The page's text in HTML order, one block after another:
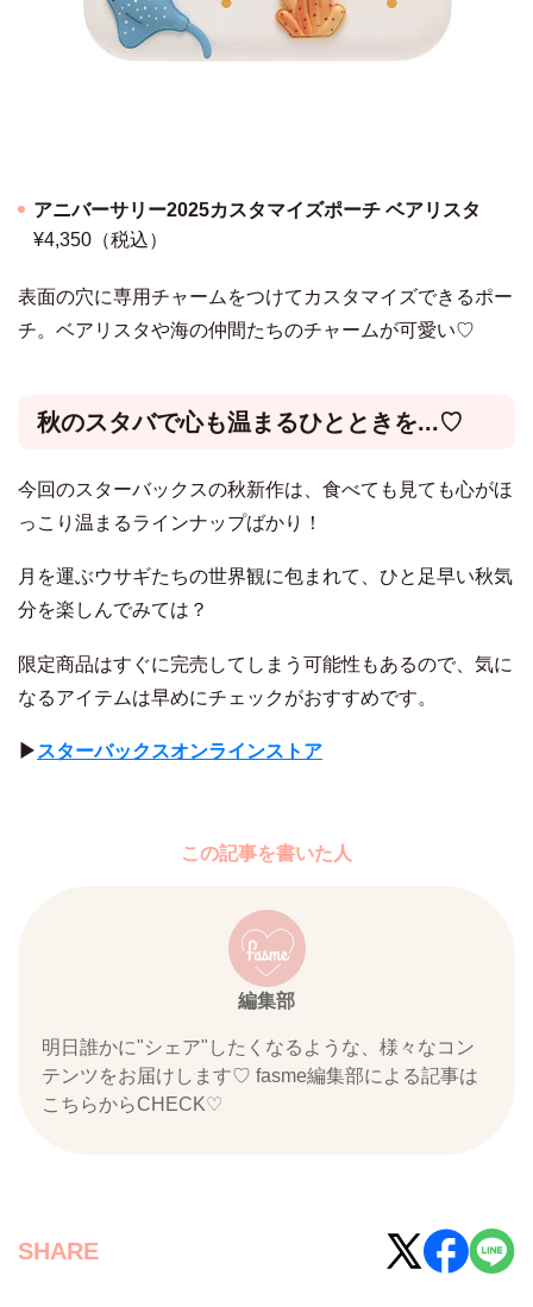
アニバーサリー2025カスタマイズポーチ ベアリスタ
¥4,350（税込）
表面の穴に専用チャームをつけてカスタマイズできるポー
チ。ベアリスタや海の仲間たちのチャームが可愛い♡
秋のスタバで心も温まるひとときを...♡
今回のスターバックスの秋新作は、食べても見ても心がほ
っこり温まるラインナップばかり！
月を運ぶウサギたちの世界観に包まれて、ひと足早い秋気
分を楽しんでみては？
限定商品はすぐに完売してしまう可能性もあるので、気に
なるアイテムは早めにチェックがおすすめです。
▶︎ スターバックスオンラインストア
この記事を書いた人
編集部
明日誰かに"シェア"したくなるような、様々なコン
テンツをお届けします♡ fasme編集部による記事は
こちらからCHECK♡
SHARE